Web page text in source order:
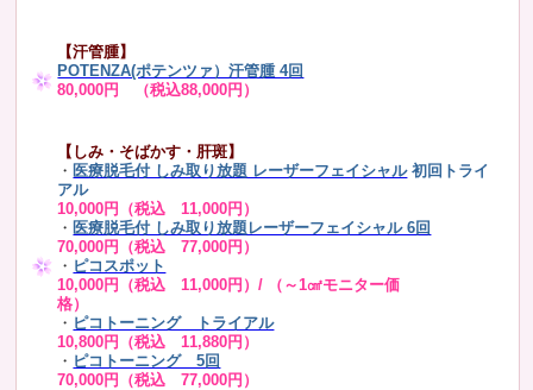
【汗管腫】
POTENZA(ポテンツァ）汗管腫 4回
80,000円 （税込88,000円）
【しみ・そばかす・肝斑】
・ 医療脱毛付 しみ取り放題 レーザーフェイシャル 初回トライ
アル
10,000円（税込 11,000円）
・ 医療脱毛付 しみ取り放題レーザーフェイシャル 6回
70,000円（税込 77,000円）
・ ピコスポット
10,000円（税込 11,000円）/ （～1㎠モニター価
格）
・ ピコトーニング トライアル
10,800円（税込 11,880円）
・ ピコトーニング 5回
70,000円（税込 77,000円）